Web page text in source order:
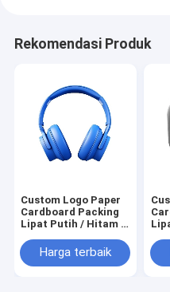
Rekomendasi Produk
Custom Logo Paper
Cardboard Packing
Lipat Putih / Hitam /
Magnetic Gift Box
dengan Ribbon
Harga terbaik